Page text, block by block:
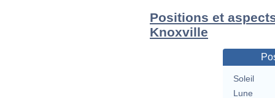
Positions et
Knoxville
Soleil
Lune